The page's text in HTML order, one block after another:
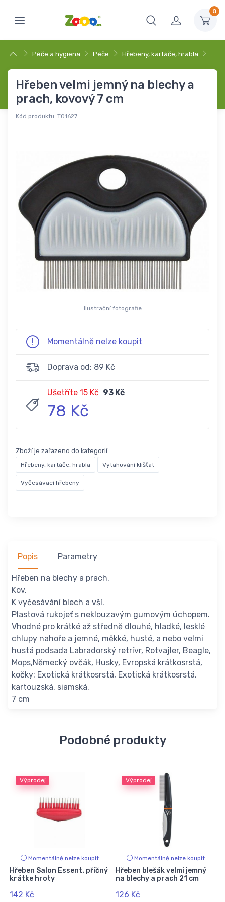
0
Péče a hygiena Péče Hřebeny, kartáče, hrabla …
Hřeben velmi jemný na blechy a
prach, kovový 7 cm
Kód produktu: T01627
Ilustrační fotografie
Momentálně nelze koupit
Doprava od: 89 Kč
Ušetříte 15 Kč 93 Kč
78 Kč
Zboží je zařazeno do kategorií:
Hřebeny, kartáče, hrabla Vytahování klíšťat
Vyčesávací hřebeny
Popis Parametry
Hřeben na blechy a prach.
Kov.
K vyčesávání blech a vší.
Plastová rukojeť s neklouzavým gumovým úchopem.
Vhodné pro krátké až středně dlouhé, hladké, lesklé
chlupy nahoře a jemné, měkké, husté, a nebo velmi
hustá podsada Labradorský retrívr, Rotvajler, Beagle,
Mops,Německý ovčák, Husky, Evropská krátkosrstá,
kočky: Exotická krátkosrstá, Exotická krátkosrstá,
kartouzská, siamská.
7 cm
Podobné produkty
Výprodej
Momentálně nelze koupit
Hřeben Salon Essent. příčný
krátke hroty
142 Kč
Výprodej
Momentálně nelze koupit
Hřeben blešák velmi jemný
na blechy a prach 21 cm
126 Kč